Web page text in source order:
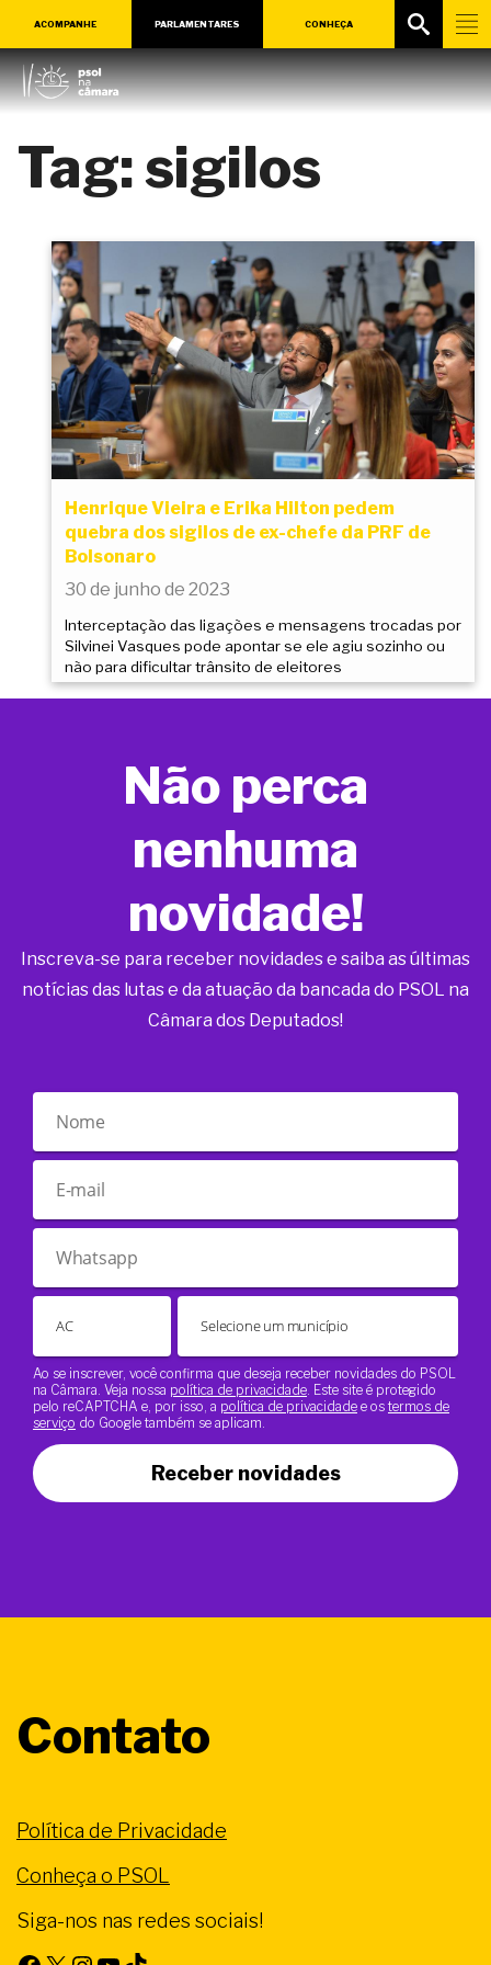
ACOMPANHE PARLAMENTARES CONHEÇA
Tag:sigilos
Henrique Vieira e Erika Hilton pedem
quebra dos sigilos de ex-chefe da PRF de
Bolsonaro
30 de junho de 2023
Interceptação das ligações e mensagens trocadas por
Silvinei Vasques pode apontar se ele agiu sozinho ou
não para dificultar trânsito de eleitores
Não perca
nenhuma
novidade!
Inscreva-se para receber novidades e saiba as últimas
notícias das lutas e da atuação da bancada do PSOL na
Câmara dos Deputados!
Ao se inscrever, você confirma que deseja receber novidades do PSOL
na Câmara. Veja nossa política de privacidade . Este site é protegido
pelo reCAPTCHA e, por isso, a política de privacidade e os termos de
serviço do Google também se aplicam.
Receber novidades
Contato
Política de Privacidade
Conheça o PSOL
Siga-nos nas redes sociais!